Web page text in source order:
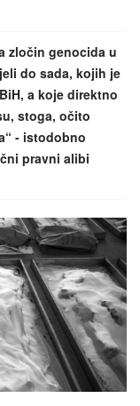
zločin genocida u
do sada, kojih je
a koje direktno
stoga, očito
- istodobno
pravni alibi